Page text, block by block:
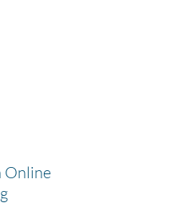
Online